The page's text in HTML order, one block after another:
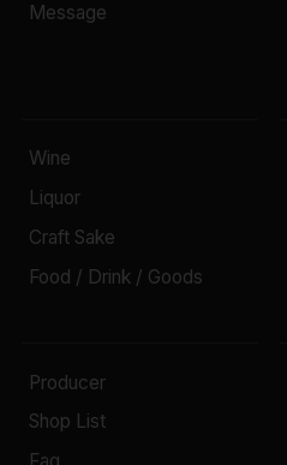
Message
Wine
Liquor
Craft Sake
Food / Drink / Goods
Producer
Shop List